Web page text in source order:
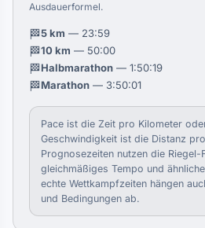
Ausdauerformel.
🏁5 km — 23:59
🏁10 km — 50:00
🏁Halbmarathon — 1:50:19
🏁Marathon — 3:50:01
Pace ist die Zeit pro Kilometer
Geschwindigkeit ist die Distanz
Prognosezeiten nutzen die Riegel-
gleichmäßiges Tempo und
echte Wettkampfzeiten hängen
und Bedingungen ab.